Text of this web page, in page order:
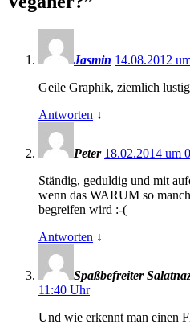
Jasmin 14.08.2012
Geile Graphik, ziemlich
Antworten ↓
Peter 18.02.2014 um
Ständig, geduldig und mit
wenn das WARUM so
begreifen wird :-(
Antworten ↓
Spaßbefreiter
11:40 Uhr
Und wie erkennt man einen